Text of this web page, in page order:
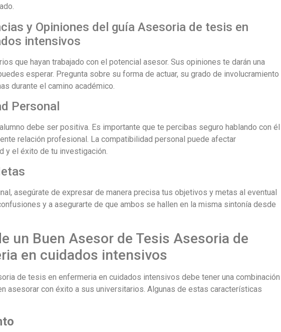
y Opiniones del guía Asesoria de tesis en
intensivos
que hayan trabajado con el potencial asesor. Sus opiniones te darán una
esperar. Pregunta sobre su forma de actuar, su grado de involucramiento
durante el camino académico.
Personal
debe ser positiva. Es importante que te percibas seguro hablando con él
relación profesional. La compatibilidad personal puede afectar
y el éxito de tu investigación.
asegúrate de expresar de manera precisa tus objetivos y metas al eventual
y a asegurarte de que ambos se hallen en la misma sintonía desde
un Buen Asesor de Tesis Asesoria de
en cuidados intensivos
de tesis en enfermeria en cuidados intensivos debe tener una combinación
asesorar con éxito a sus universitarios. Algunas de estas características